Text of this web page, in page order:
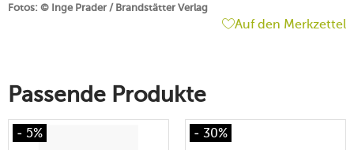
Fotos: © Inge Prader / Brandstätter Verlag
Auf den Merkzettel
Passende Produkte
- 5% - 30%